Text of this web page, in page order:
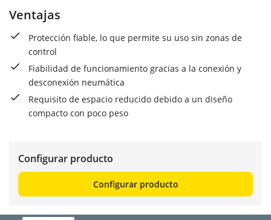
Ventajas
Protección fiable, lo que permite su uso sin zonas de
control
Fiabilidad de funcionamiento gracias a la conexión y
desconexión neumática
Requisito de espacio reducido debido a un diseño
compacto con poco peso
Configurar producto
Configurar producto